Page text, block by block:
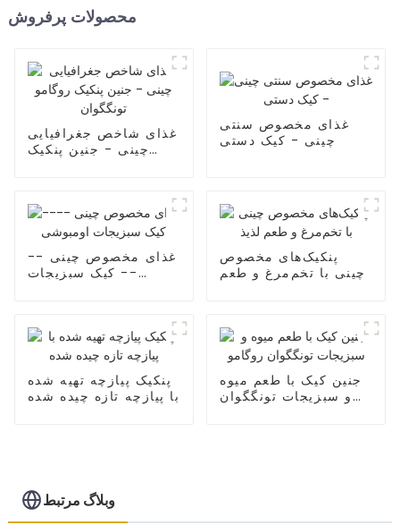
محصولات پرفروش
غذای شاخص جغرافیایی
چینی - جنین پنکیک
غذای مخصوص سنتی
چینی - کیک دستی
غذای مخصوص چینی --
-- کیک سبزیجات
پنکیک‌های مخصوص
چینی با تخم‌مرغ و طعم
پنکیک پیازچه تهیه شده
با پیازچه تازه چیده شده
جنین کیک با طعم میوه
و سبزیجات تونگگوان
وبلاگ مرتبط